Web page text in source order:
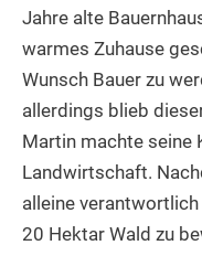
Jahre alte
warmes Zuhause
Wunsch Bauer zu
allerdings blieb
Martin machte seine
Landwirtschaft.
alleine
20 Hektar Wald zu